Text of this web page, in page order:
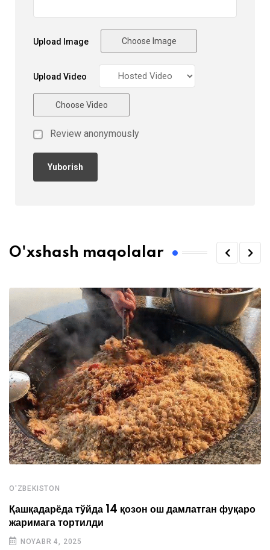
Upload Image Choose Image
Upload Video
Choose Video
Review anonymously
O'xshash maqolalar
O'ZBEKISTON
Қашқадарёда тўйда 14 қозон ош дамлатган фуқаро
жаримага тортилди
NOYABR 4, 2025